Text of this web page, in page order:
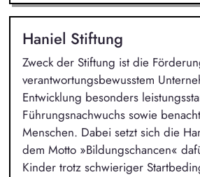
Haniel Stiftung
Zweck der Stiftung ist die
verantwortungsbewusstem
Entwicklung besonders
Führungsnachwuchs sowie
Menschen. Dabei setzt sich die
dem Motto »Bildungschancen«
Kinder trotz schwieriger